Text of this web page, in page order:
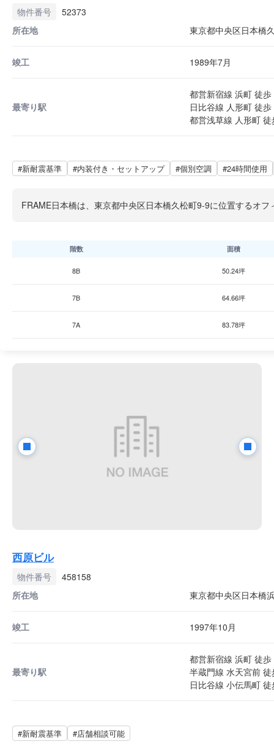
物件番号
52373
所在地
東京都中央区日本橋
竣工 1989年7月
最寄り駅
都営新宿線 浜町 徒歩
日比谷線 人形町 徒
都営浅草線 人形町
#新耐震基準 #内装付き・セットアップ #個別空調 #24時間使用
FRAME日本橋は、東京都中央区日本橋久松町9-9に位置するオ
階数 面積
8B 50.24坪
7B 64.66坪
7A 83.78坪
西原ビル
物件番号
458158
所在地
東京都中央区日本橋
竣工 1997年10月
最寄り駅
都営新宿線 浜町 徒歩
半蔵門線 水天宮前
日比谷線 小伝馬町
#新耐震基準 #店舗相談可能